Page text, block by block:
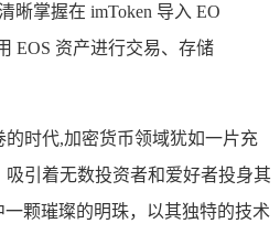
晰掌握在 imToken 导入 EO
EOS 资产进行交易、存储
时代,加密货币领域犹如一片充
引着无数投资者和爱好者投身其
颗璀璨的明珠，以其独特的技术